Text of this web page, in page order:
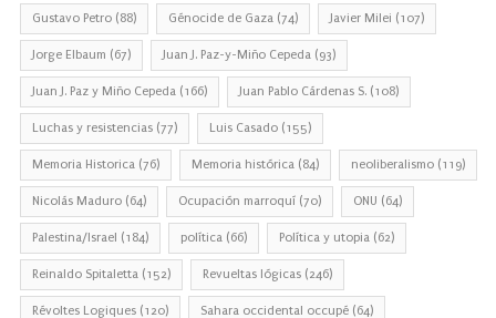
Gustavo Petro (88) Génocide de Gaza (74) Javier Milei (107)
Jorge Elbaum (67) Juan J. Paz-y-Miño Cepeda (93)
Juan J. Paz y Miño Cepeda (166) Juan Pablo Cárdenas S. (108)
Luchas y resistencias (77) Luis Casado (155)
Memoria Historica (76) Memoria histórica (84) neoliberalismo (119)
Nicolás Maduro (64) Ocupación marroquí (70) ONU (64)
Palestina/Israel (184) política (66) Política y utopia (62)
Reinaldo Spitaletta (152) Revueltas lógicas (246)
Révoltes Logiques (120) Sahara occidental occupé (64)